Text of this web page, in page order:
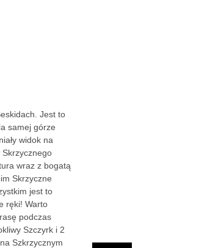
Jest to
samej górze
widok na
Skrzycznego
wraz z bogatą
Skrzyczne
jest to
ręki! Warto
podczas
Szczyrk i 2
Szkrzycznym